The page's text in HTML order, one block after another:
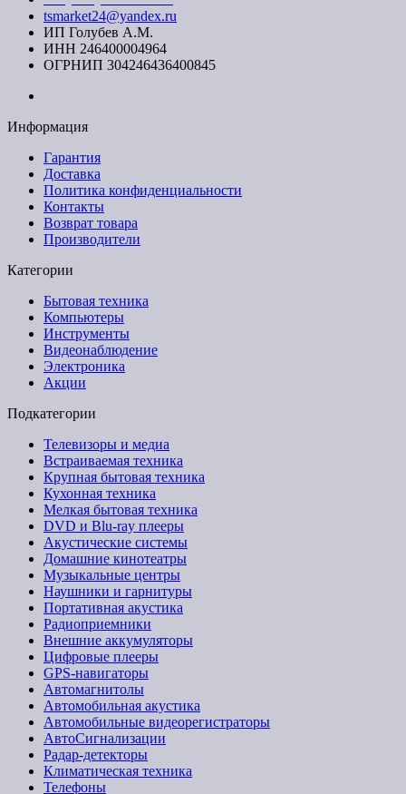
tsmarket24@yandex.ru
ИП Голубев А.М.
ИНН 246400004964
ОГРНИП 304246436400845
Информация
Гарантия
Доставка
Политика конфиденциальности
Контакты
Возврат товара
Производители
Категории
Бытовая техника
Компьютеры
Инструменты
Видеонаблюдение
Электроника
Акции
Подкатегории
Телевизоры и медиа
Встраиваемая техника
Крупная бытовая техника
Кухонная техника
Мелкая бытовая техника
DVD и Blu-ray плееры
Акустические системы
Домашние кинотеатры
Музыкальные центры
Наушники и гарнитуры
Портативная акустика
Радиоприемники
Внешние аккумуляторы
Цифровые плееры
GPS-навигаторы
Автомагнитолы
Автомобильная акустика
Автомобильные видеорегистраторы
АвтоСигнализации
Радар-детекторы
Климатическая техника
Телефоны